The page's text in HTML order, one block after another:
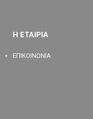
Η ΕΤΑΙΡΙΑ
ΕΠΙΚΟΙΝΩΝΙΑ